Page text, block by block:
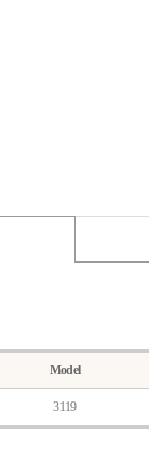
Model
3119